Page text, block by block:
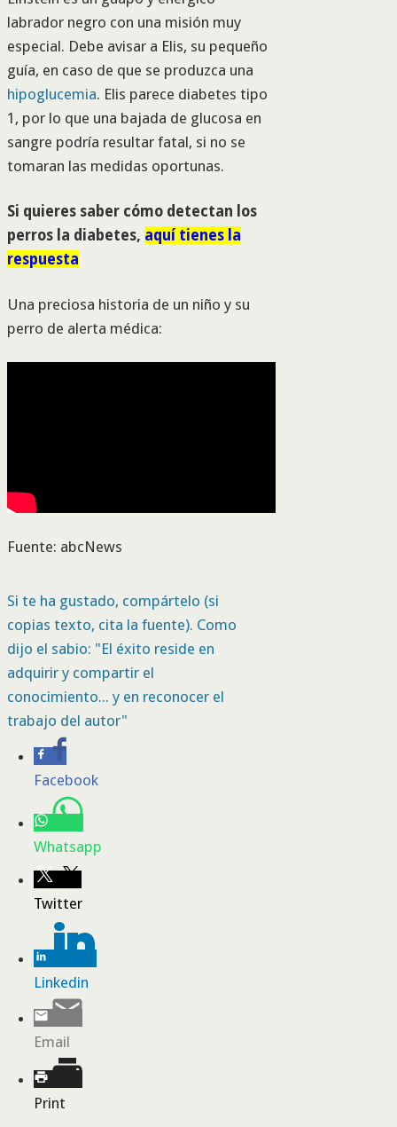
labrador negro con una misión muy
especial. Debe avisar a Elis, su pequeño
guía, en caso de que se produzca una
hipoglucemia. Elis parece diabetes tipo
1, por lo que una bajada de glucosa en
sangre podría resultar fatal, si no se
tomaran las medidas oportunas.
Si quieres saber cómo detectan los
perros la diabetes, aquí tienes la
respuesta
Una preciosa historia de un niño y su
perro de alerta médica:
Fuente: abcNews
Si te ha gustado, compártelo (si
copias texto, cita la fuente). Como
dijo el sabio: "El éxito reside en
adquirir y compartir el
conocimiento... y en reconocer el
trabajo del autor"
Facebook
Whatsapp
Twitter
Linkedin
Email
Print